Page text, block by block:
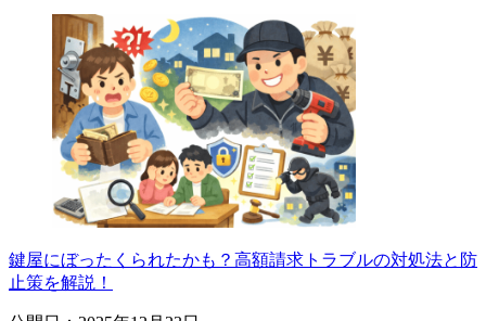
鍵屋にぼったくられたかも？高額請求トラブルの対処法と防
止策を解説！